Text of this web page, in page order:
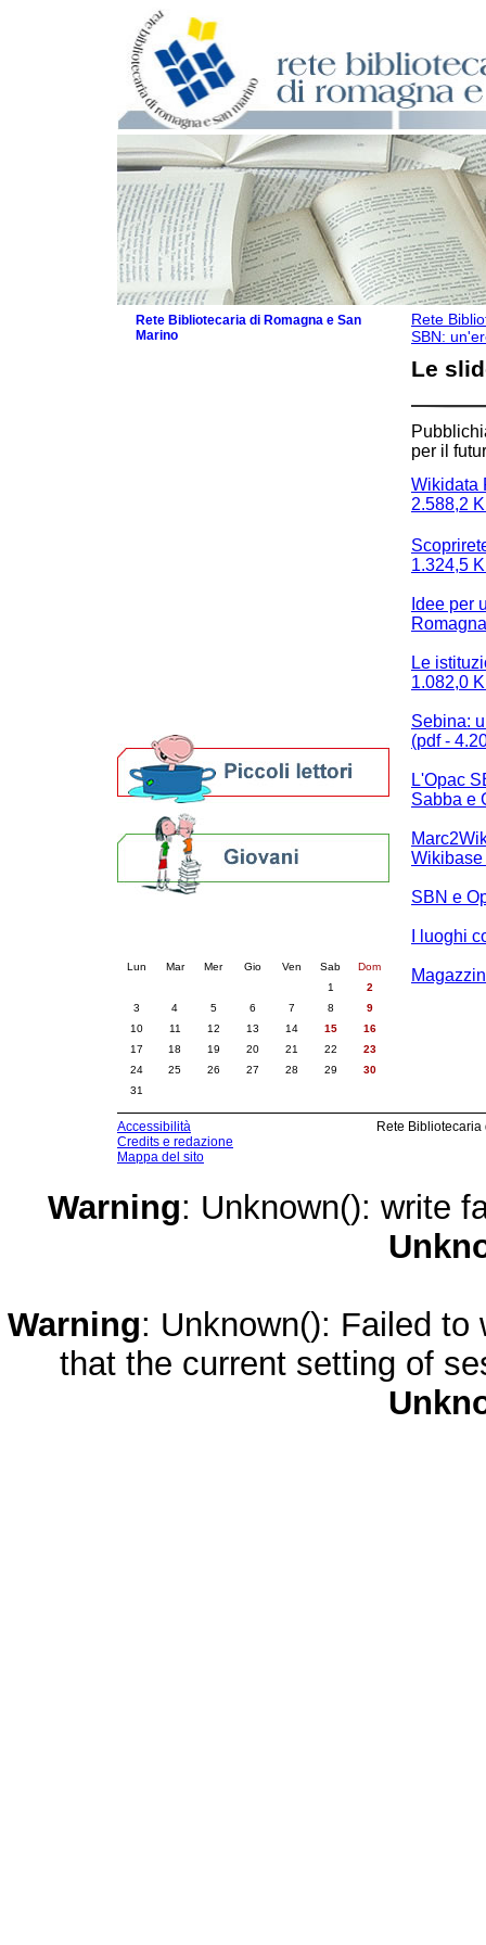
Rete
SBN:
Le
per il
Wikidata
2.588,2
1.324,5
Idee per
Le
1.082,0
Sebina:
(pdf -
L'Opac
Sabba e
Wikibase
SBN e
I luoghi
Rete Bibliotecaria di Romagna e San
Marino
Lun Mar Mer Gio Ven Sab
Dom
1
2
3
4 5 6 7 8
9
10
11 12 13 14 15
16
17
18 19 20 21 22
23
24
25 26 27 28 29
30
31
Accessibilità
Credits e redazione
Mappa del sito
Rete
Warning: Unknown(): write
Warning: Unknown(): Failed
that the current setting of